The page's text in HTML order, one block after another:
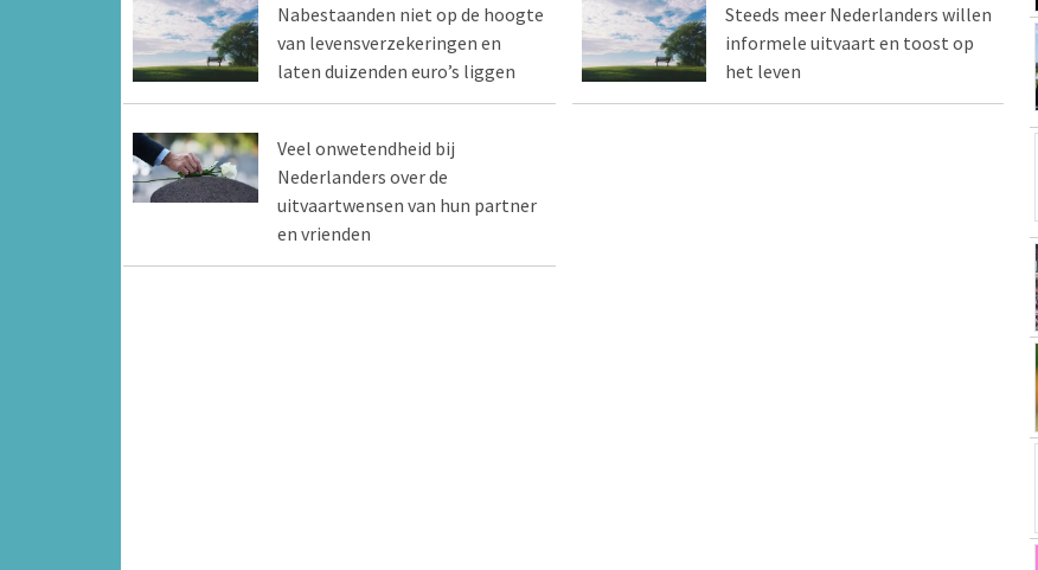
Nabestaanden niet op de hoogte
van levensverzekeringen en
laten duizenden euro’s liggen
Steeds meer Nederlanders willen
informele uitvaart en toost op
het leven
Veel onwetendheid bij
Nederlanders over de
uitvaartwensen van hun partner
en vrienden